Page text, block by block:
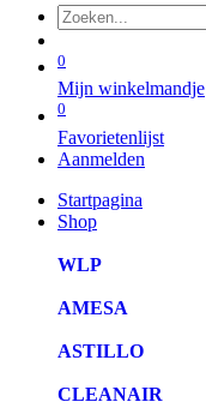
0
Mijn winkelmandje
0
Favorietenlijst
Aanmelden
Startpagina
Shop
WLP
AMESA
ASTILLO
CLEANAIR